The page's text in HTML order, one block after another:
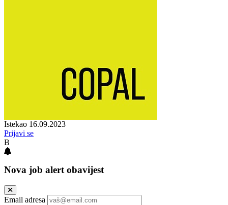
Istekao 16.09.2023
Prijavi se
B
Nova job alert obavijest
Email adresa